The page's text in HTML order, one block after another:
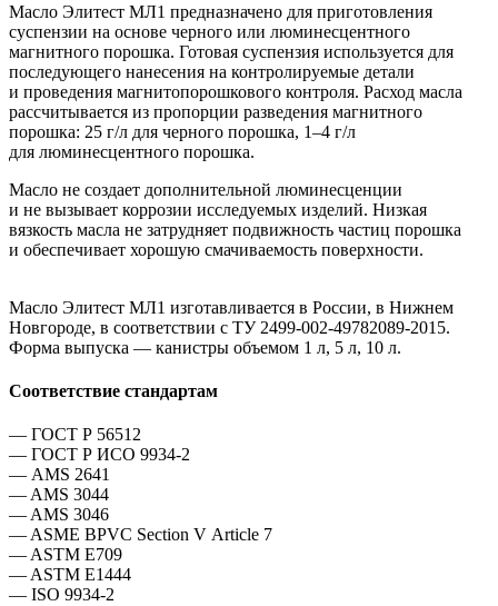
Масло Элитест МЛ1 предназначено для приготовления
суспензии на основе черного или люминесцентного
магнитного порошка. Готовая суспензия используется для
последующего нанесения на контролируемые детали
и проведения магнитопорошкового контроля. Расход масла
рассчитывается из пропорции разведения магнитного
порошка: 25 г/л для черного порошка, 1–4 г/л
для люминесцентного порошка.
Масло не создает дополнительной люминесценции
и не вызывает коррозии исследуемых изделий. Низкая
вязкость масла не затрудняет подвижность частиц порошка
и обеспечивает хорошую смачиваемость поверхности.
Масло Элитест МЛ1 изготавливается в России, в Нижнем
Новгороде, в соответствии с ТУ 2499-002-49782089-2015.
Форма выпуска — канистры объемом 1 л, 5 л, 10 л.
Соответствие стандартам
— ГОСТ Р 56512
— ГОСТ Р ИСО 9934-2
— AMS 2641
— AMS 3044
— AMS 3046
— ASME BPVC Section V Article 7
— ASTM E709
— ASTM E1444
— ISO 9934-2